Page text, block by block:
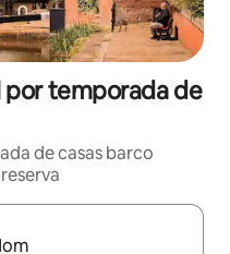
por temporada de
de casas barco
disponíveis, explore-os